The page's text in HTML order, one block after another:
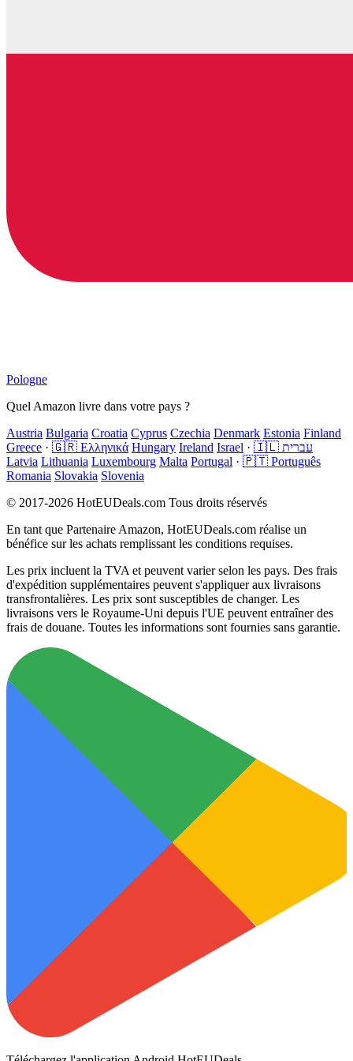
Pologne
Quel Amazon livre dans votre pays ?
Austria Bulgaria Croatia Cyprus Czechia Denmark Estonia Finland
Greece · 🇬🇷 Ελληνικά Hungary Ireland Israel ·
🇮🇱 עברית
Latvia Lithuania Luxembourg Malta Portugal · 🇵🇹 Português
Romania Slovakia Slovenia
© 2017-2026 HotEUDeals.com Tous droits réservés
En tant que Partenaire Amazon, HotEUDeals.com réalise un
bénéfice sur les achats remplissant les conditions requises.
Les prix incluent la TVA et peuvent varier selon les pays. Des frais
d'expédition supplémentaires peuvent s'appliquer aux livraisons
transfrontalières. Les prix sont susceptibles de changer. Les
livraisons vers le Royaume-Uni depuis l'UE peuvent entraîner des
frais de douane. Toutes les informations sont fournies sans garantie.